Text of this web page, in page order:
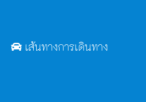
เส้นทางการเดินทาง